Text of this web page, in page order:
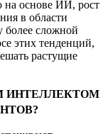
на основе ИИ, рост
в области
более сложной
этих тенденций,
растущие
ИНТЕЛЛЕКТОМ